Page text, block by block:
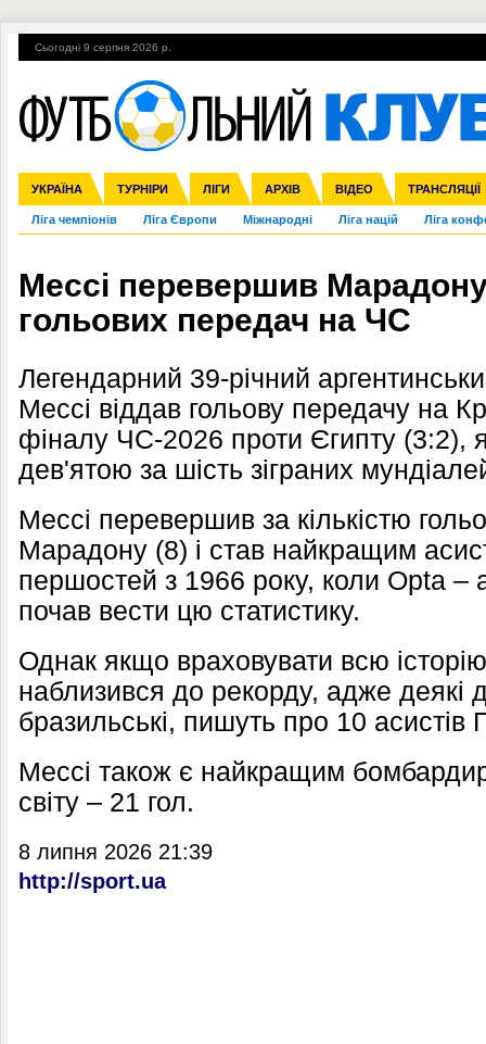
Сьогодні 9 серпня 2026 р.
УКРАЇНА ТУРНІРИ ЛІГИ АРХІВ ВІДЕО ТРАНСЛЯЦІЇ
Збірна Прем'єр-ліга Перша ліга Друга ліга Кубок України
Ліга чемпіонів Ліга Європи Міжнародні Ліга націй Ліга
Англія Іспанія Італія Німеччина Франція Інші
ЧС-2014 ЄВРО-2016 Росія Кубок конфедерацій ЧЄ-2015 (U-
Гарячі теми УПЛ, 2-й тур ВІЙНА УПЛ-ПЕРЕХОДИ
Мессі перевершив Марадону
гольових передач на ЧС
Легендарний 39-річний
Мессі віддав гольову передачу на
фіналу ЧС-2026 проти Єгипту (3:2),
дев'ятою за шість зіграних
Мессі перевершив за кількістю
Марадону (8) і став найкращим
першостей з 1966 року, коли Opta –
почав вести цю статистику.
Однак якщо враховувати всю
наблизився до рекорду, адже деякі
бразильські, пишуть про 10 асистів
Мессі також є найкращим
світу – 21 гол.
8 липня 2026 21:39
http://sport.ua